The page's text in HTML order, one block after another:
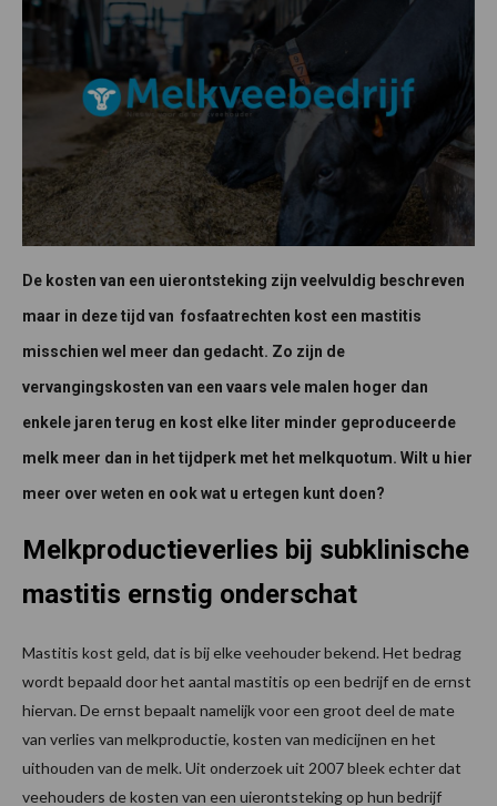
De kosten van een uierontsteking zijn veelvuldig beschreven
maar in deze tijd van fosfaatrechten kost een mastitis
misschien wel meer dan gedacht. Zo zijn de
vervangingskosten van een vaars vele malen hoger dan
enkele jaren terug en kost elke liter minder geproduceerde
melk meer dan in het tijdperk met het melkquotum. Wilt u hier
meer over weten en ook wat u ertegen kunt doen?
Melkproductieverlies bij subklinische
mastitis ernstig onderschat
Mastitis kost geld, dat is bij elke veehouder bekend. Het bedrag
wordt bepaald door het aantal mastitis op een bedrijf en de ernst
hiervan. De ernst bepaalt namelijk voor een groot deel de mate
van verlies van melkproductie, kosten van medicijnen en het
uithouden van de melk. Uit onderzoek uit 2007 bleek echter dat
veehouders de kosten van een uierontsteking op hun bedrijf